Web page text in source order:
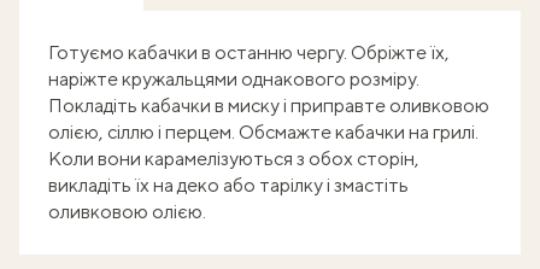
Готуємо кабачки в останню чергу. Обріжте їх,
наріжте кружальцями однакового розміру.
Покладіть кабачки в миску і приправте оливковою
олією, сіллю і перцем. Обсмажте кабачки на грилі.
Коли вони карамелізуються з обох сторін,
викладіть їх на деко або тарілку і змастіть
оливковою олією.